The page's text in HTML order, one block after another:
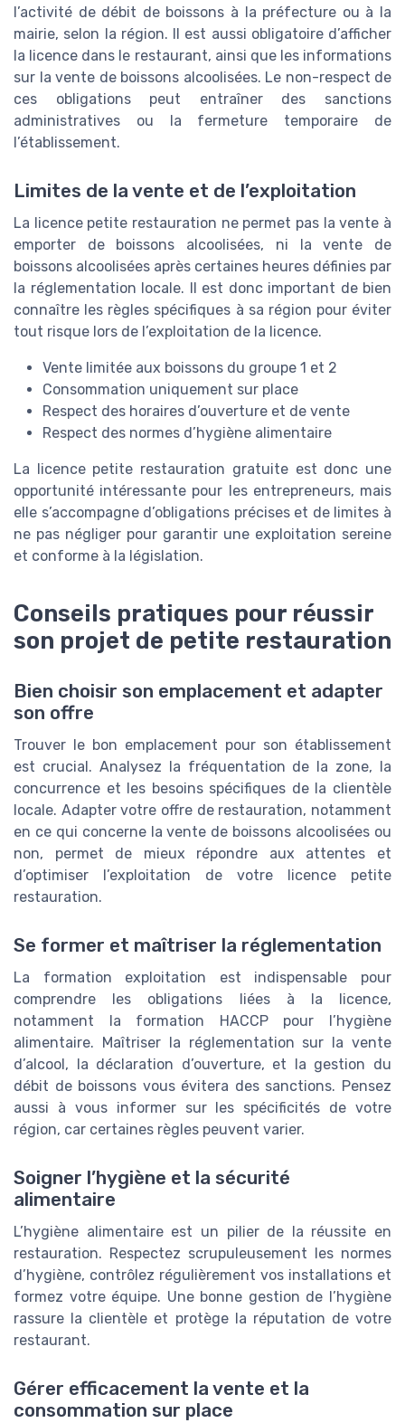
l’activité de débit de boissons à la préfecture ou à la
mairie, selon la région. Il est aussi obligatoire d’afficher
la licence dans le restaurant, ainsi que les informations
sur la vente de boissons alcoolisées. Le non-respect de
ces obligations peut entraîner des sanctions
administratives ou la fermeture temporaire de
l’établissement.
Limites de la vente et de l’exploitation
La licence petite restauration ne permet pas la vente à
emporter de boissons alcoolisées, ni la vente de
boissons alcoolisées après certaines heures définies par
la réglementation locale. Il est donc important de bien
connaître les règles spécifiques à sa région pour éviter
tout risque lors de l’exploitation de la licence.
Vente limitée aux boissons du groupe 1 et 2
Consommation uniquement sur place
Respect des horaires d’ouverture et de vente
Respect des normes d’hygiène alimentaire
La licence petite restauration gratuite est donc une
opportunité intéressante pour les entrepreneurs, mais
elle s’accompagne d’obligations précises et de limites à
ne pas négliger pour garantir une exploitation sereine
et conforme à la législation.
Conseils pratiques pour réussir
son projet de petite restauration
Bien choisir son emplacement et adapter
son offre
Trouver le bon emplacement pour son établissement
est crucial. Analysez la fréquentation de la zone, la
concurrence et les besoins spécifiques de la clientèle
locale. Adapter votre offre de restauration, notamment
en ce qui concerne la vente de boissons alcoolisées ou
non, permet de mieux répondre aux attentes et
d’optimiser l’exploitation de votre licence petite
restauration.
Se former et maîtriser la réglementation
La formation exploitation est indispensable pour
comprendre les obligations liées à la licence,
notamment la formation HACCP pour l’hygiène
alimentaire. Maîtriser la réglementation sur la vente
d’alcool, la déclaration d’ouverture, et la gestion du
débit de boissons vous évitera des sanctions. Pensez
aussi à vous informer sur les spécificités de votre
région, car certaines règles peuvent varier.
Soigner l’hygiène et la sécurité
alimentaire
L’hygiène alimentaire est un pilier de la réussite en
restauration. Respectez scrupuleusement les normes
d’hygiène, contrôlez régulièrement vos installations et
formez votre équipe. Une bonne gestion de l’hygiène
rassure la clientèle et protège la réputation de votre
restaurant.
Gérer efficacement la vente et la
consommation sur place